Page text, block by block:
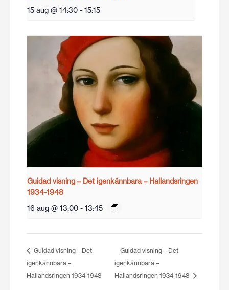
15 aug @ 14:30 - 15:15
Guidad visning – Det igenkännbara – Hallandsringen
1934-1948
16 aug @ 13:00 - 13:45
Guidad visning – Det
igenkännbara –
Hallandsringen 1934-1948
Guidad visning – Det
igenkännbara –
Hallandsringen 1934-1948